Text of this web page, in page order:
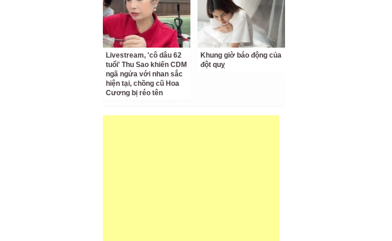
Livestream, 'cô dâu 62
tuổi' Thu Sao khiến CDM
ngã ngửa với nhan sắc
hiện tại, chồng cũ Hoa
Cương bị réo tên
Khung giờ báo động của
đột quỵ